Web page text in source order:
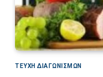
ΤΕΎΧΗ ΔΙΑΓΩΝΙΣΜΏΝ